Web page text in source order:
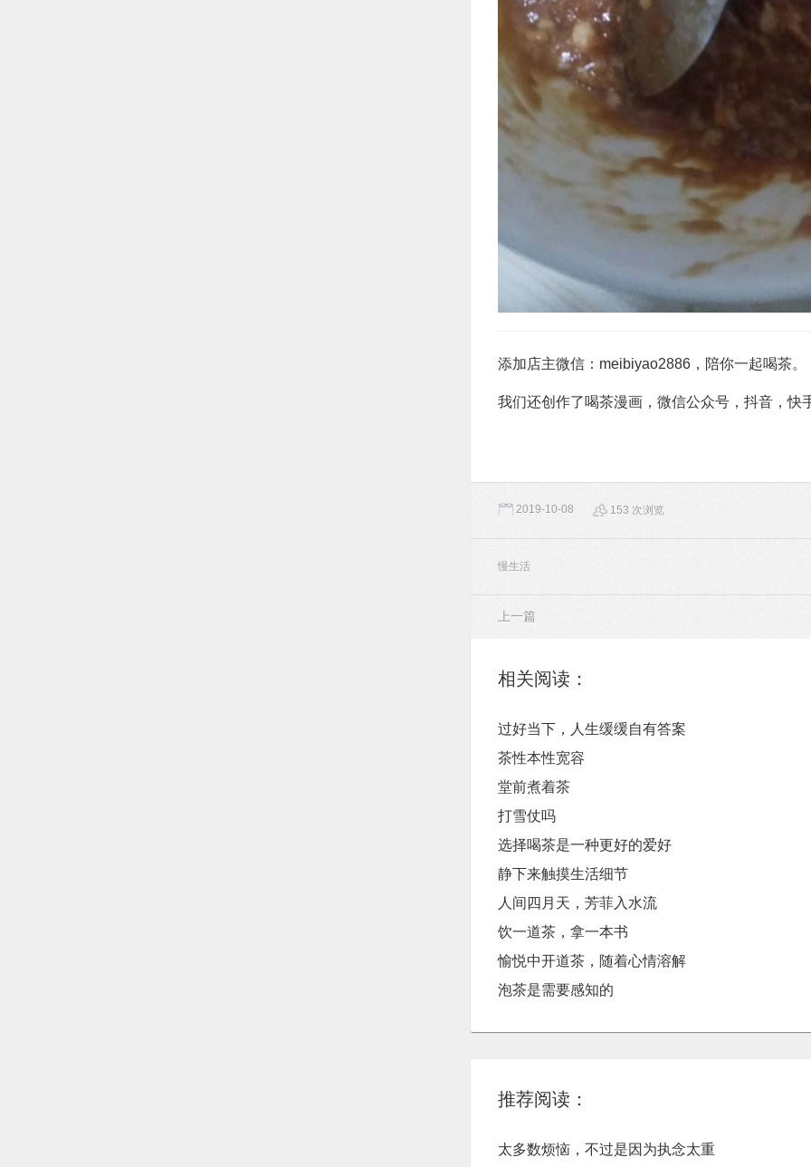
添加店主微信：meibiyao2886，陪你一起喝茶。
我们还创作了喝茶漫画，微信公众号，抖音，快
2019-10-08 153 次浏览
慢生活
上一篇
相关阅读：
过好当下，人生缓缓自有答案
茶性本性宽容
堂前煮着茶
打雪仗吗
选择喝茶是一种更好的爱好
静下来触摸生活细节
人间四月天，芳菲入水流
饮一道茶，拿一本书
愉悦中开道茶，随着心情溶解
泡茶是需要感知的
推荐阅读：
太多数烦恼，不过是因为执念太重